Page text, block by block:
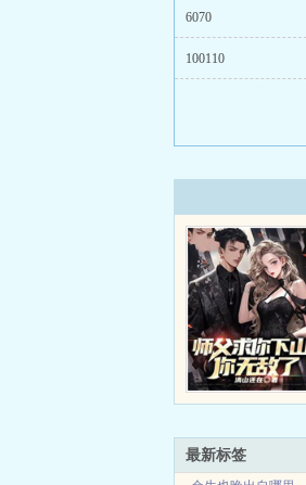
6070
100110
最新标签